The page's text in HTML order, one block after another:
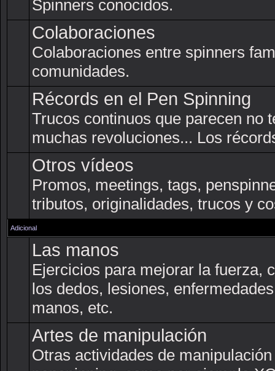
Spinners conocidos.
Colaboraciones
Colaboraciones entre spinners
comunidades.
Récords en el Pen Spinning
Trucos continuos que parecen no
muchas revoluciones... Los
Otros vídeos
Promos, meetings, tags,
tributos, originalidades, trucos y
Adicional
Las manos
Ejercicios para mejorar la fuerza,
los dedos, lesiones,
manos, etc.
Artes de manipulación
Otras actividades de